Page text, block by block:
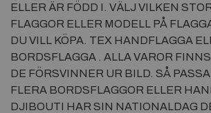
ELLER ÄR FÖDD I. VÄLJ VILKEN
FLAGGOR ELLER MODELL PÅ
DU VILL KÖPA. TEX HANDFLAGGA
BORDSFLAGGA . ALLA VAROR
DE FÖRSVINNER UR BILD. SÅ PASSA
FLERA BORDSFLAGGOR ELLER
DJIBOUTI HAR SIN NATIONALDAG